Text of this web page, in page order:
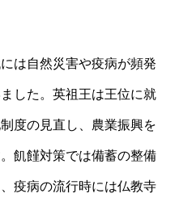
は自然災害や疫病が頻発
した。英祖王は王位に就
度の見直し、農業振興を
飢饉対策では備蓄の整備
疫病の流行時には仏教寺